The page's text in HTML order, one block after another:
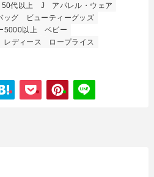
50代以上 J
アパレル・ウェア
ッグ
ビューティーグッズ
5000以上
ベビー
レディース
ロープライス